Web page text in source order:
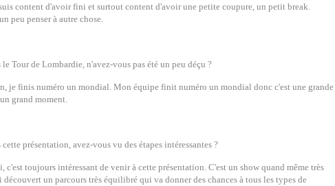
content d'avoir fini et surtout content d'avoir une petite coupure, un petit break.
peu penser à autre chose.
le Tour de Lombardie, n'avez-vous pas été un peu déçu ?
je finis numéro un mondial. Mon équipe finit numéro un mondial donc c'est une grande
grand moment.
cette présentation, avez-vous vu des étapes intéressantes ?
c'est toujours intéressant de venir à cette présentation. C'est un show quand même très
découvert un parcours très équilibré qui va donner des chances à tous les types de